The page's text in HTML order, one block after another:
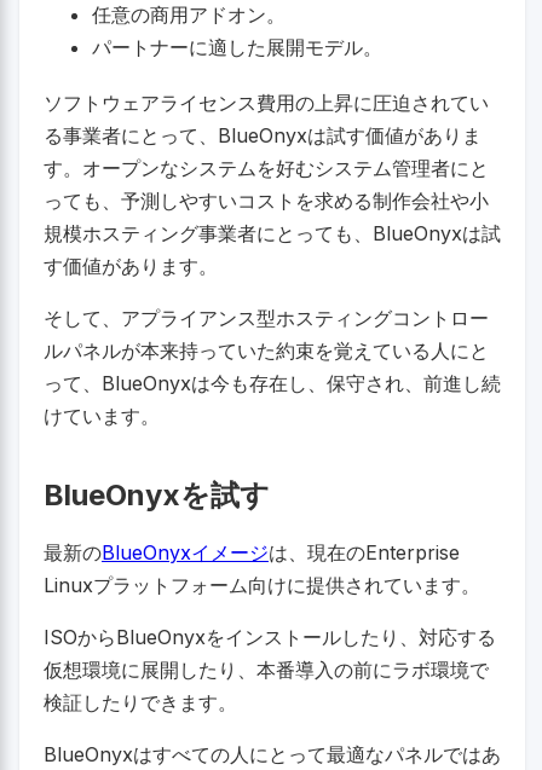
任意の商用アドオン。
パートナーに適した展開モデル。
ソフトウェアライセンス費用の上昇に圧迫されてい
る事業者にとって、BlueOnyxは試す価値がありま
す。オープンなシステムを好むシステム管理者にと
っても、予測しやすいコストを求める制作会社や小
規模ホスティング事業者にとっても、BlueOnyxは試
す価値があります。
そして、アプライアンス型ホスティングコントロー
ルパネルが本来持っていた約束を覚えている人にと
って、BlueOnyxは今も存在し、保守され、前進し続
けています。
BlueOnyxを試す
最新のBlueOnyxイメージは、現在のEnterprise
Linuxプラットフォーム向けに提供されています。
ISOからBlueOnyxをインストールしたり、対応する
仮想環境に展開したり、本番導入の前にラボ環境で
検証したりできます。
BlueOnyxはすべての人にとって最適なパネルではあ